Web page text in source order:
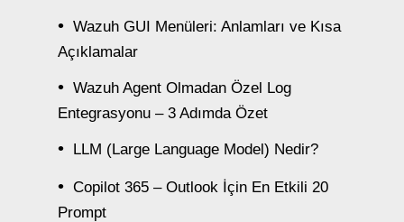
Wazuh GUI Menüleri: Anlamları ve Kısa
Açıklamalar
Wazuh Agent Olmadan Özel Log
Entegrasyonu – 3 Adımda Özet
LLM (Large Language Model) Nedir?
Copilot 365 – Outlook İçin En Etkili 20
Prompt